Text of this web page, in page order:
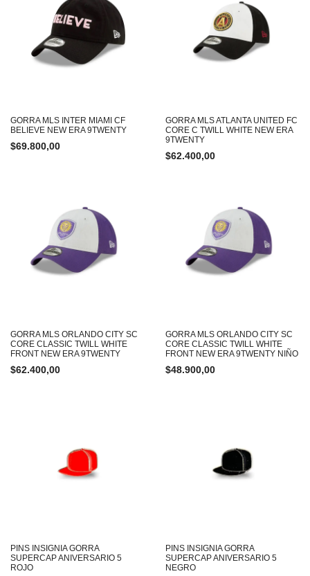
GORRA MLS INTER MIAMI CF
BELIEVE NEW ERA 9TWENTY
$69.800,00
GORRA MLS ATLANTA UNITED FC
CORE C TWILL WHITE NEW ERA
9TWENTY
$62.400,00
GORRA MLS ORLANDO CITY SC
CORE CLASSIC TWILL WHITE
FRONT NEW ERA 9TWENTY
$62.400,00
GORRA MLS ORLANDO CITY SC
CORE CLASSIC TWILL WHITE
FRONT NEW ERA 9TWENTY NIÑO
$48.900,00
PINS INSIGNIA GORRA
SUPERCAP ANIVERSARIO 5
ROJO
PINS INSIGNIA GORRA
SUPERCAP ANIVERSARIO 5
NEGRO